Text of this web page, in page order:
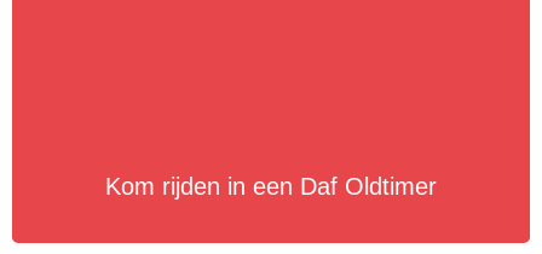
Kom rijden in een Daf Oldtimer